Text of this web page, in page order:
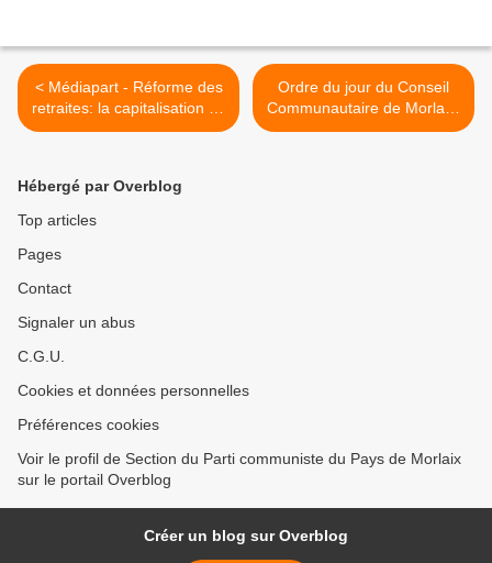
< Médiapart - Réforme des
retraites: la capitalisation ou
les fictions du financement
Ordre du jour du Conseil
Communautaire de Morlaix-
Communauté: le lundi 10
Hébergé par Overblog
Top articles
Pages
Contact
Signaler un abus
C.G.U.
Cookies et données personnelles
Préférences cookies
Voir le profil de Section du Parti communiste du Pays de Morlaix
sur le portail Overblog
Créer un blog sur Overblog